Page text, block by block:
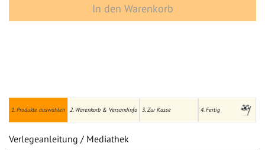
1. Produkte auswählen 2. Warenkorb & Versandinfo 3. Zur Kasse 4. Fertig
In den Warenkorb
Verlegeanleitung / Mediathek